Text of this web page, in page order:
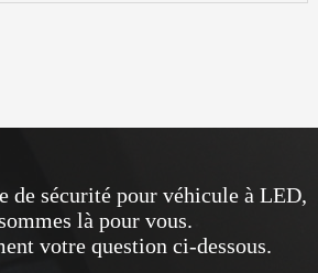
de sécurité pour véhicule à LED,
là pour vous.
votre question ci-dessous.